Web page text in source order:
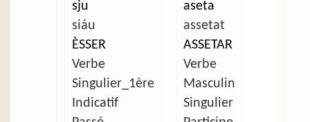
sju
siáu
ÈSSER
Verbe
Singulier_1ère
Indicatif
aseta
assetat
ASSETAR
Verbe
Masculin
Singulier